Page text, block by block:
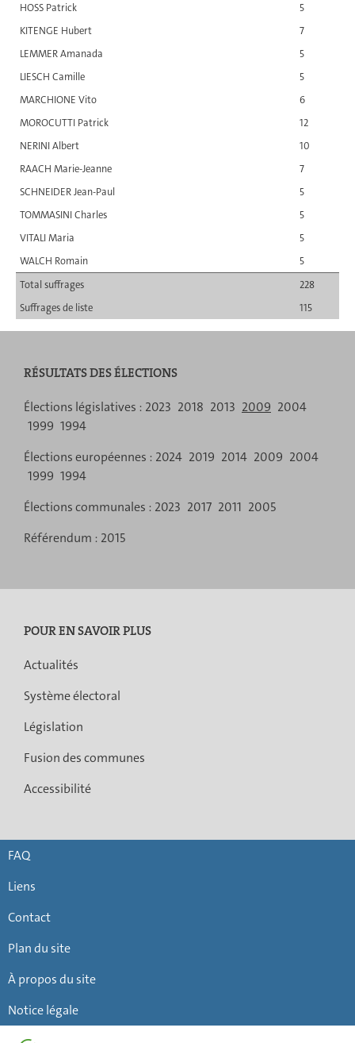
Total suffrages
228
Suffrages de liste
115
HOSS Patrick
5
KITENGE Hubert
7
LEMMER Amanada
5
LIESCH Camille
5
MARCHIONE Vito
6
MOROCUTTI Patrick
12
NERINI Albert
10
RAACH Marie-Jeanne
7
SCHNEIDER Jean-Paul
5
TOMMASINI Charles
5
VITALI Maria
5
WALCH Romain
5
Menu
de
navigation
RÉSULTATS DES ÉLECTIONS
Élections législatives : 2023 2018 2013 2009 2004
1999 1994
Élections européennes : 2024 2019 2014 2009 2004
1999 1994
Élections communales : 2023 2017 2011 2005
Référendum : 2015
POUR EN SAVOIR PLUS
Actualités
Système électoral
Législation
Fusion des communes
Accessibilité
FAQ
Liens
Contact
Plan du site
À propos du site
Notice légale